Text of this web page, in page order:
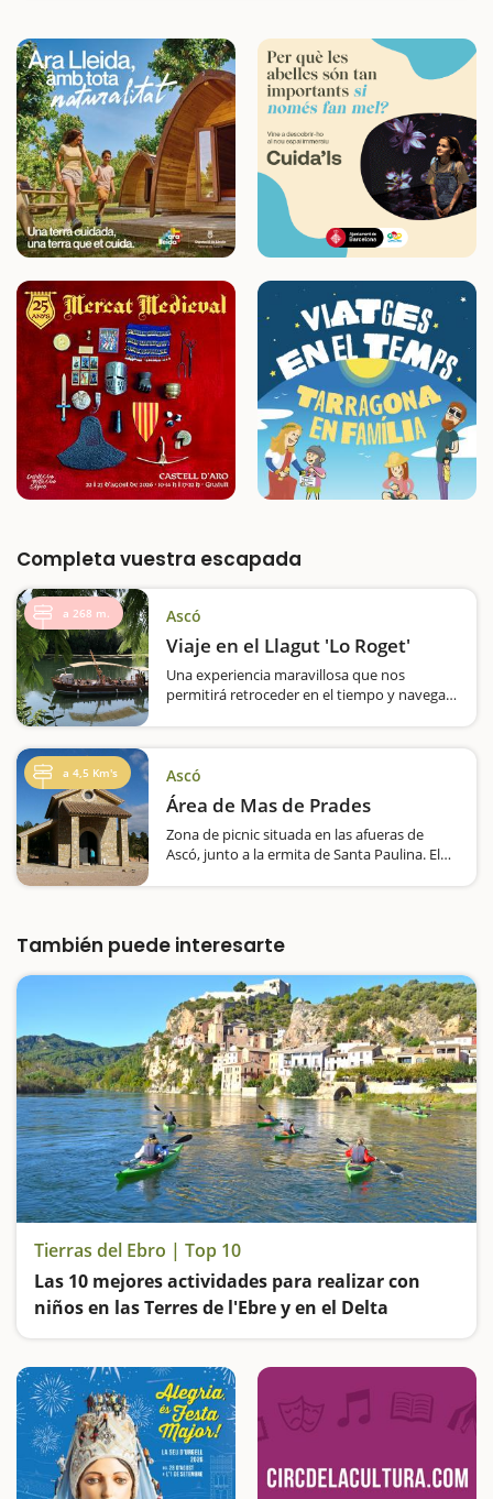
Completa vuestra escapada
a 268 m. Ascó
Viaje en el Llagut 'Lo Roget'
Una experiencia maravillosa que nos
permitirá retroceder en el tiempo y navegar
décadas. Si subir a un barco ya es divertido,
un trayecto…
a 4,5 Km's Ascó
Área de Mas de Prades
Zona de picnic situada en las afueras de
Ascó, junto a la ermita de Santa Paulina. El
bancal por debajo,…
También puede interesarte
Tierras del Ebro | Top 10
Las 10 mejores actividades para realizar con
niños en las Terres de l'Ebre y en el Delta